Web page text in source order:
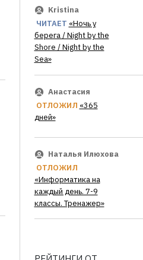
Kristina
ЧИТАЕТ «Ночь у
берега / Night by the
Shore / Night by the
Sea»
Анастасия
ОТЛОЖИЛ «365
дней»
Наталья Илюхова
ОТЛОЖИЛ
«Информатика на
каждый день. 7-9
классы. Тренажер»